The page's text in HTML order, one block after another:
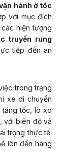
hành ở tốc
với mục đích
hiện tượng
truyền rung
tiếp đến an
trong trạng
xe di chuyển
tăng tốc, lò xo
, với biên độ và
trọng thực tế.
lên đến hàng